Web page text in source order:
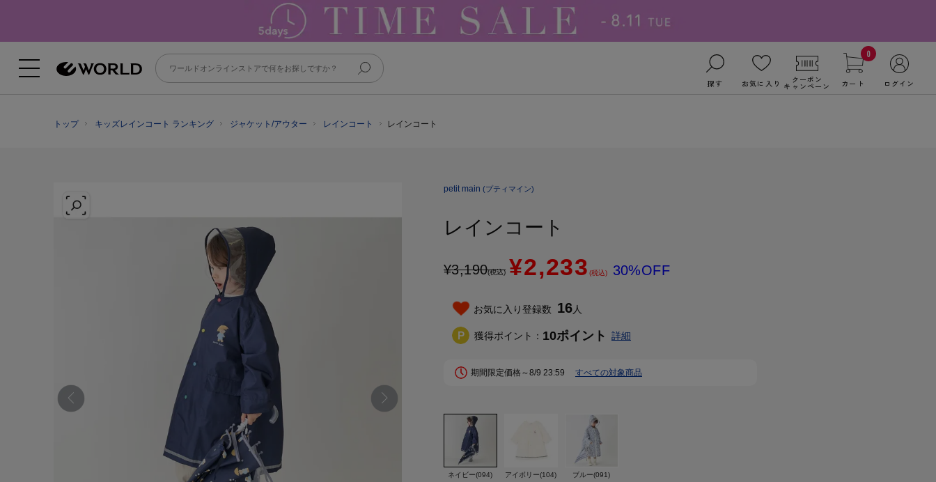
探す お気に入り クーポン
キャンペーン
0
カート ログイン
トップ キッズレインコート ランキング ジャケット/アウター レインコート レインコート
petit main (プティマイン)
レインコート
¥3,190(税込) ¥2,233 (税込) 30%OFF
お気に入り登録数 16人
獲得ポイント： 10ポイント 詳細
期間限定価格～8/9 23:59 すべての対象商品
ネイビー(094) アイボリー(104) ブルー(091)